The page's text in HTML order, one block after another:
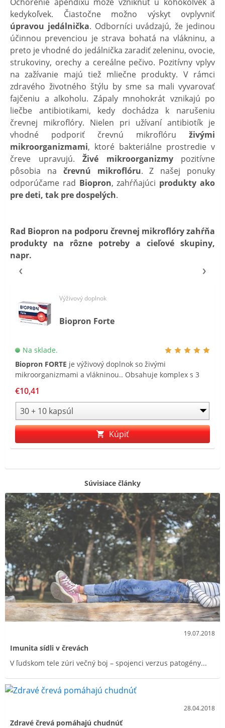
kedykoľvek. Čiastočne možno výskyt ovplyvniť
úpravou jedálnička. Odborníci uvádzajú, že jedinou
účinnou prevenciou je strava bohatá na vlákninu, a
preto je vhodné do jedálnička zaradiť zeleninu, ovocie,
strukoviny, orechy a cereálne pečivo. Pozitívny vplyv
na zažívanie majú tiež mliečne produkty. V rámci
zdravého životného štýlu by sme sa mali vyvarovať
fajčeniu a alkoholu. Zápaly mnohokrát vznikajú po
liečbe antibiotikami, kedy dochádza k narušeniu
črevnej mikroflóry. Nielen pri užívaní antibiotík je
vhodné podporiť črevnú mikroflóru živými
mikroorganizmami, ktoré bakteriálne prostredie v
čreve upravujú. Živé mikroorganizmy pozitívne
pôsobia na črevnú mikroflóru. Z našej ponuky
odporúčame rad Biopron, zahŕňajúci produkty ako
pre deti, tak pre dospelých.
Rad Biopron na podporu črevnej mikroflóry zahŕňa
produkty na rôzne potreby a cieľové skupiny,
napr.
Výživový doplnok
Biopron Forte
Na sklade.
Biopron FORTE je výživový doplnok so živými
mikroorganizmami a vlákninou.. Obsahuje komplex s 3
fruktooligosacharidy .
€10,41
Kúpiť
Súvisiace články
19.07.2018
Imunita sídli v črevách
V ľudskom tele zúri večný boj – spojenci verzus patogény...
28.04.2018
Zdravé črevá pomáhajú chudnúť